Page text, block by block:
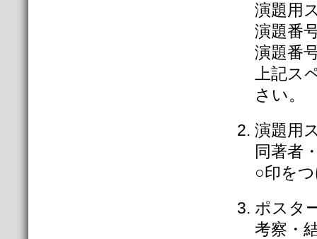
演題用
演題番
演題番
上記ス
さい。
演題用
同著者
○印を
ポスタ
考察・